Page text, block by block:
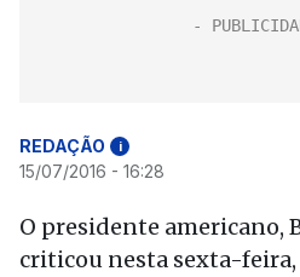
REDAÇÃO i
15/07/2016 - 16:28
O presidente americano,
criticou nesta sexta-feira,